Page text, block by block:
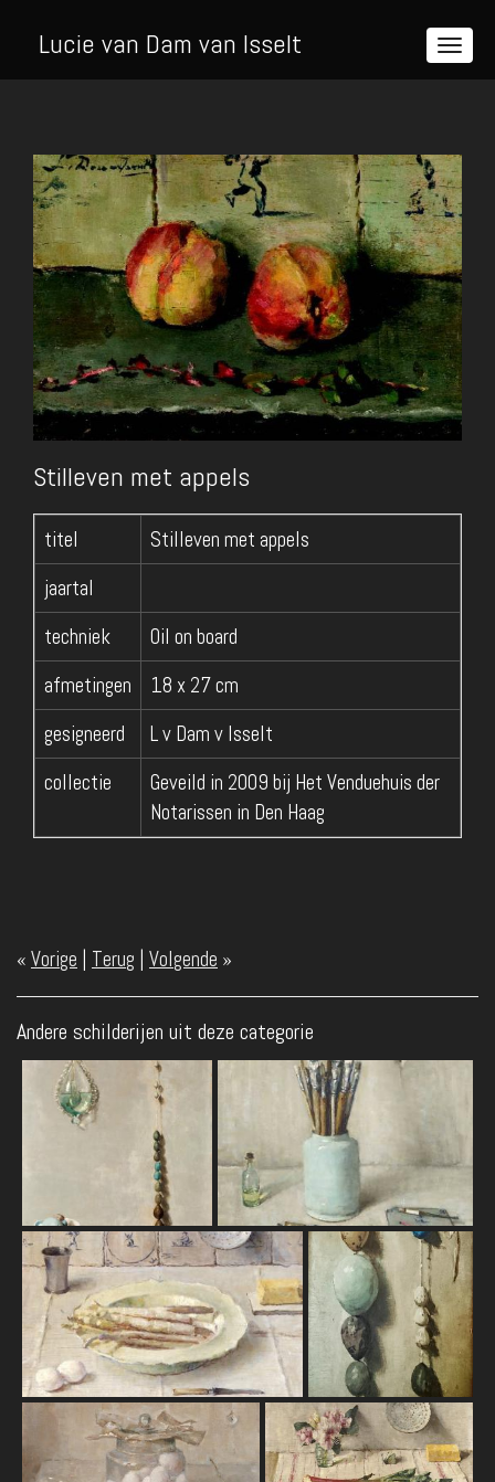
Lucie van Dam van Isselt
Stilleven met appels
titel
Stilleven met appels
jaartal
techniek
Oil on board
afmetingen
18 x 27 cm
gesigneerd
L v Dam v Isselt
collectie
Geveild in 2009 bij Het Venduehuis der
Notarissen in Den Haag
« Vorige Terug Volgende »
Andere schilderijen uit deze categorie